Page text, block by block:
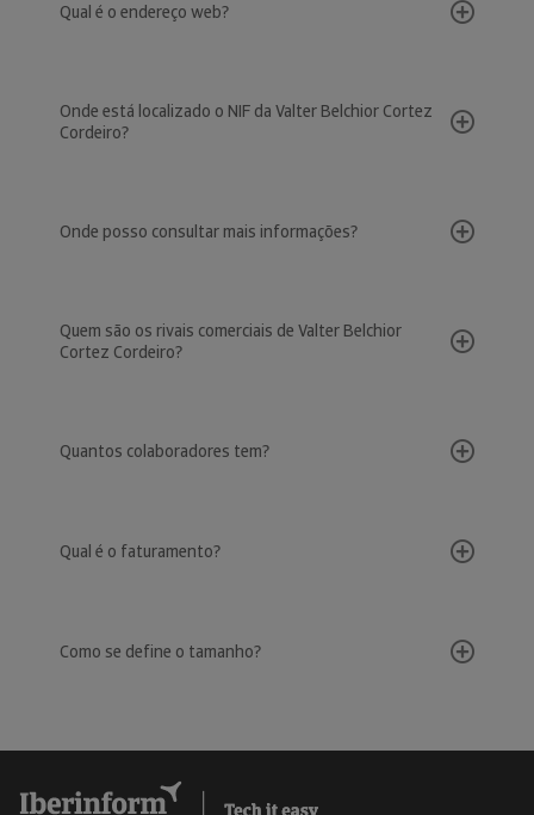
Qual é o endereço web?
Onde está localizado o NIF da Valter Belchior Cortez
Cordeiro?
Onde posso consultar mais informações?
Quem são os rivais comerciais de Valter Belchior
Cortez Cordeiro?
Quantos colaboradores tem?
Qual é o faturamento?
Como se define o tamanho?